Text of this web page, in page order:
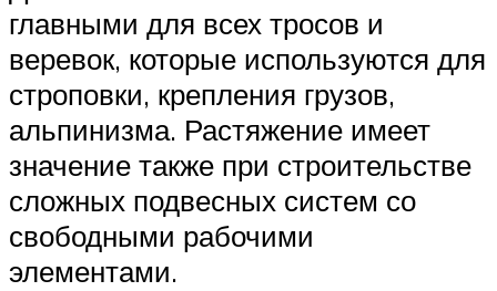
главными для всех тросов и
веревок, которые используются для
строповки, крепления грузов,
альпинизма. Растяжение имеет
значение также при строительстве
сложных подвесных систем со
свободными рабочими
элементами.